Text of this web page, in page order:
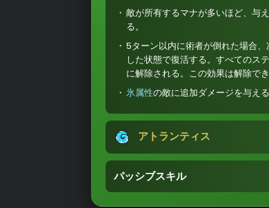
敵が所有するマナが多いほど、与
る。
5ターン以内に術者が倒れた場合
した状態で復活する。すべてのス
に解除される。この効果は解除でき
氷属性の敵に追加ダメージを与える
アトランティス
パッシブスキル